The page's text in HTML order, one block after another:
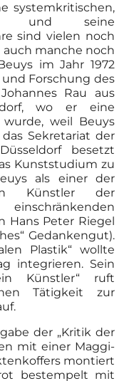
systemkritischen,
und seine
sind vielen noch
auch manche noch
im Jahr 1972
Forschung des
Rau aus
wo er eine
weil Beuys
Sekretariat der
besetzt
Kunststudium zu
als einer der
Künstler der
Hans Peter Riegel
Gedankengut).
Plastik“ wollte
integrieren. Sein
Künstler“ ruft
Tätigkeit zur
der „Kritik der
mit einer Maggi-
montiert
bestempelt mit